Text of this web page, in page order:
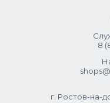
BENZOATE,
8
г. Ростов-на-